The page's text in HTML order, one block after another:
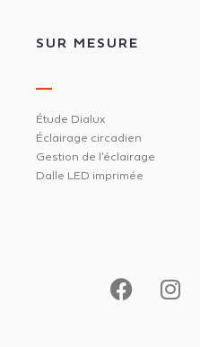
SUR MESURE
Étude Dialux
Éclairage circadien
Gestion de l'éclairage
Dalle LED imprimée